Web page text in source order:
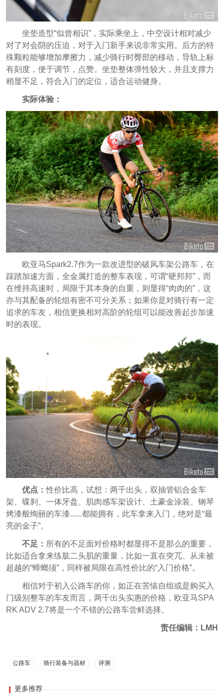
坐垫造型“似曾相识”，实际乘坐上，中空设计相对减少
对了对会阴的压迫，对于入门新手来说非常实用。后方的特
殊颗粒能够增加摩擦力，减少骑行时臀部的移动，导轨上标
有刻度，便于调节，点赞。坐垫整体弹性较大，并且支撑力
稍显不足，符合入门的定位，适合运动健身。
实际体验：
欧亚马Spark2.7作为一款改进型的破风车架公路车，在
踩踏加速方面，全金属打造的整车表现，可谓“硬邦邦”，而
在维持高速时，局限于其本身的自重，则显得“肉肉的”，这
亦与其配备的轮组有密不可分关系；如果你是对骑行有一定
追求的车友，相信更换相对高阶的轮组可以能改善起步加速
时的表现。
优点：性价比高，试想：两千出头，双抽管铝合金车
架、碟刹、一体牙盘、肌肉感车架设计、土豪金涂装、钢琴
烤漆般绚丽的车漆......都能拥有，此车拿来入门，绝对是“最
亮的金子”。
不足： 所有的不足面对价格时都显得不是那么的重要，
比如适合拿来练肱二头肌的重量，比如一直在突兀、从未被
超越的“蟑螂须”，同样被局限在高性价比的“入门价格”。
相信对于初入公路车的你，如正在苦恼自组或是购买入
门级别整车的车友而言，两千出头实惠的价格，欧亚马SPA
RK ADV 2.7将是一个不错的公路车尝鲜选择。
责任编辑：LMH
公路车 骑行装备与器材 评测
更多推荐